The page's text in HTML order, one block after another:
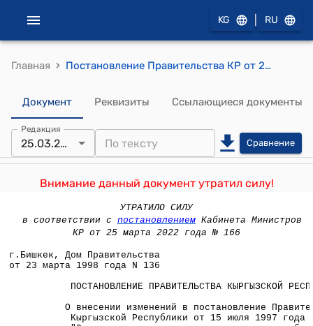
KG RU
Главная › Постановление Правительства КР от 23 марта 1998 года №136 "О внесении изменений в постановление Правительства Кыргызской Республики от 15 июля 1997 года N 411 "О погашении задолженности перед мясокомбинатами республики, поставившими в 1993-1994 годах мясо в Республику Узбекистан"
Документ Реквизиты Ссылающиеся документы
Редакция
25.03.2022 Сравнение
Внимание данный документ утратил силу!